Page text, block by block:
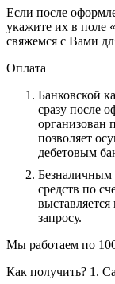
Если после
укажите их в поле
свяжемся с Вами
Оплата
Банковской
сразу после
организован
позволяет
дебетовым
Безналичным
средств по
запросу.
Мы работаем по
Как получить? 1.